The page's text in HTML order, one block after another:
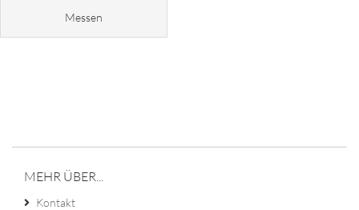
Messen
MEHR ÜBER...
Kontakt